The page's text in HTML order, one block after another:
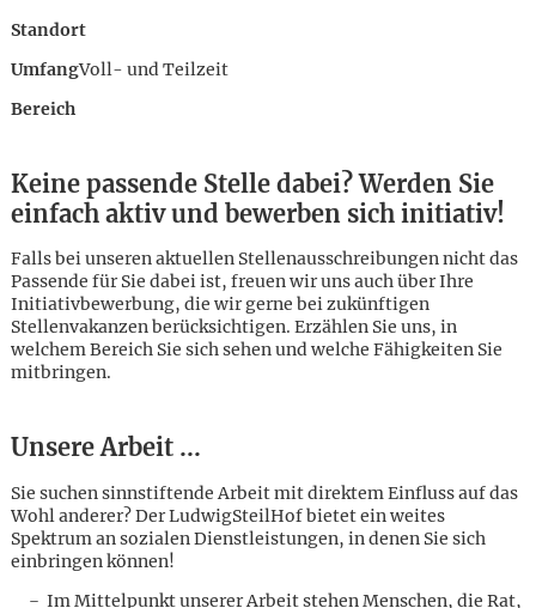
Standort
UmfangVoll- und Teilzeit
Bereich
Keine passende Stelle dabei? Werden Sie
einfach aktiv und bewerben sich initiativ!
Falls bei unseren aktuellen Stellenausschreibungen nicht das
Passende für Sie dabei ist, freuen wir uns auch über Ihre
Initiativbewerbung, die wir gerne bei zukünftigen
Stellenvakanzen berücksichtigen. Erzählen Sie uns, in
welchem Bereich Sie sich sehen und welche Fähigkeiten Sie
mitbringen.
Unsere Arbeit ...
Sie suchen sinnstiftende Arbeit mit direktem Einfluss auf das
Wohl anderer? Der LudwigSteilHof bietet ein weites
Spektrum an sozialen Dienstleistungen, in denen Sie sich
einbringen können!
Im Mittelpunkt unserer Arbeit stehen Menschen, die Rat,
Karte anzeigen